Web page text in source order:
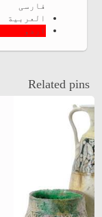
فارسی
العربية
اردو
Related pins